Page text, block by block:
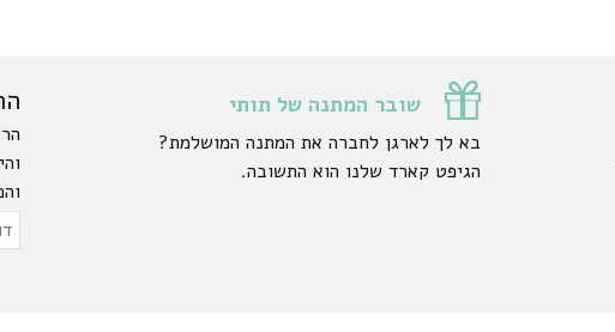
שובר המתנה של תותי
בא לך לארגן לחברה את המתנה המושלמת?
הגיפט קארד שלנו הוא התשובה.